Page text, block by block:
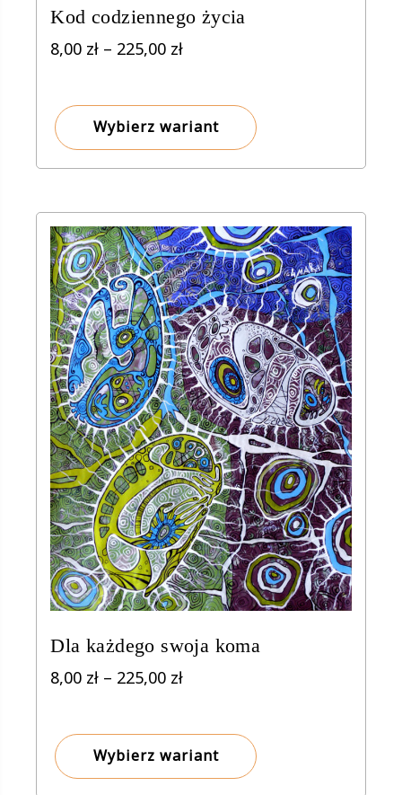
Kod codziennego życia
8,00 zł – 225,00 złZakres
8,00 zł
do
Wybierz wariant
Dla każdego swoja koma
8,00 zł – 225,00 złZakres
8,00 zł
do
Wybierz wariant